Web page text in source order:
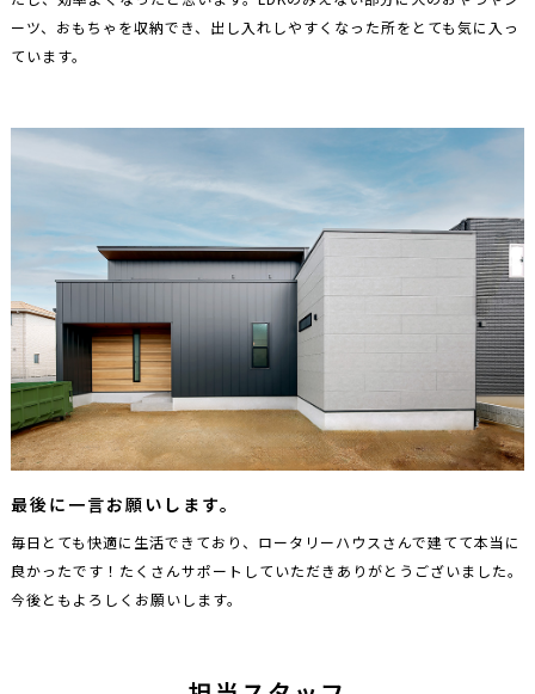
ーツ、おもちゃを収納でき、出し入れしやすくなった所をとても気に入っ
ています。
最後に一言お願いします。
毎日とても快適に生活できており、ロータリーハウスさんで建てて本当に
良かったです！たくさんサポートしていただきありがとうございました。
今後ともよろしくお願いします。